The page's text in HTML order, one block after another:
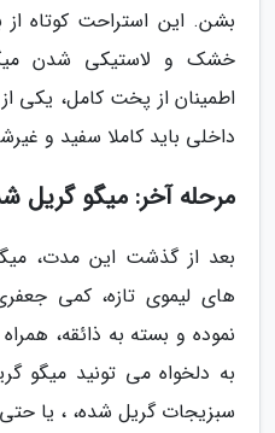
بشن. این استراحت کوتاه
خشک و لاستیکی شدن
اطمینان از پخت کامل، یکی
داخلی باید کاملا سفید و
مرحله آخر: میگو گریل
بعد از گذشت این مدت،
های لیموی تازه، کمی
نموده و بسته به ذائقه،
به دلخواه می تونید میگو
سبزیجات گریل شده، ، یا حتی